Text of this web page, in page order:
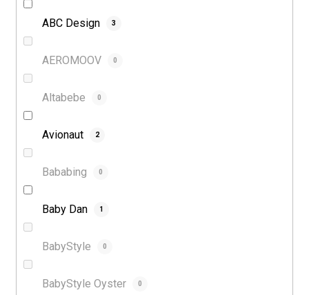
ABC Design 3
AEROMOOV 0
Altabebe 0
Avionaut 2
Bababing 0
Baby Dan 1
BabyStyle 0
BabyStyle Oyster 0